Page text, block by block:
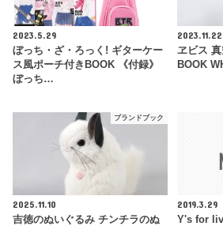
2023.5.29
ぼっち・ざ・ろっく! ギターケー
ス風ポーチ付きBOOK 《付録》
ぼっち…
2023.11.22
ヱビス
BOOK
ブランドブック
2025.11.10
吉徳のぬいぐるみ チンチラのぬ
2019.3.29
Y's for